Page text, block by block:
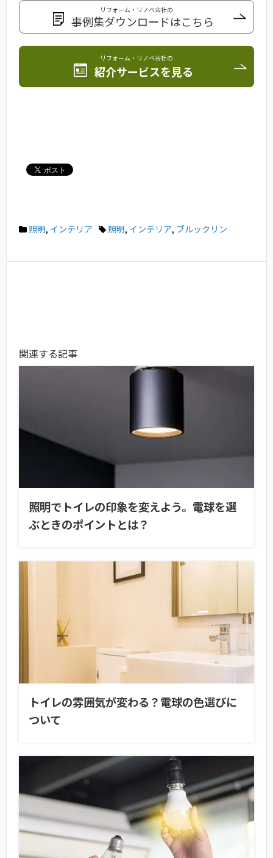
リフォーム・リノベ会社の
事例集ダウンロードはこちら
リフォーム・リノベ会社の
紹介サービスを見る
照明, インテリア 照明, インテリア, ブルックリン
関連する記事
照明でトイレの印象を変えよう。電球を選
ぶときのポイントとは？
トイレの雰囲気が変わる？電球の色選びに
ついて